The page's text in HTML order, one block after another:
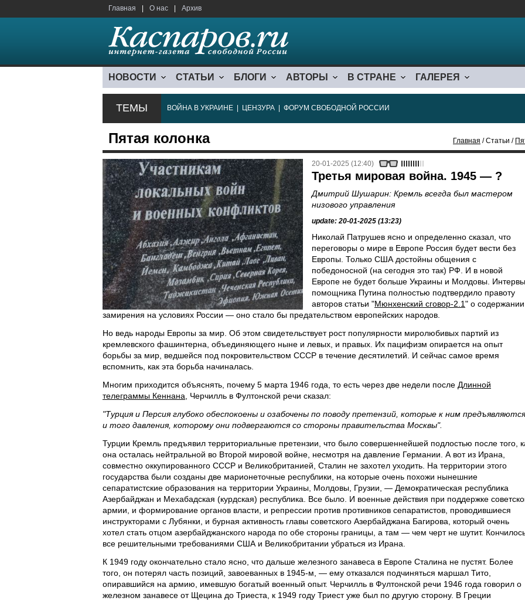
Главная О нас Архив
НОВОСТИ СТАТЬИ БЛОГИ АВТОРЫ В СТРАНЕ ГАЛЕРЕЯ
ТЕМЫ ВОЙНА В УКРАИНЕ ЦЕНЗУРА ФОРУМ СВОБОДНОЙ РОССИИ
Пятая колонка Главная / Статьи /
20-01-2025 (12:40)
Третья мировая война. 1945 — ?
Дмитрий Шушарин: Кремль всегда был мастером
низового управления
update: 20-01-2025 (13:23)
Николай Патрушев ясно и определенно сказал, что
переговоры о мире в Европе Россия будет вести без
Европы. Только США достойны общения с
победоносной (на сегодня это так) РФ. И в новой
Европе не будет больше Украины и Молдовы.
помощника Путина полностью подтвердило правоту
авторов статьи "Мюнхенский сговор-2.1" о содержании
замирения на условиях России — оно стало бы предательством европейских народов.
Но ведь народы Европы за мир. Об этом свидетельствует рост популярности миролюбивых партий из
кремлевского фашинтерна, объединяющего ныне и левых, и правых. Их пацифизм опирается на опыт
борьбы за мир, ведшейся под покровительством СССР в течение десятилетий. И сейчас самое время
вспомнить, как эта борьба начиналась.
Многим приходится объяснять, почему 5 марта 1946 года, то есть через две недели после Длинной
телеграммы Кеннана , Черчилль в Фултонской речи сказал:
"Турция и Персия глубоко обеспокоены и озабочены по поводу претензий, которые к ним
и того давления, которому они подвергаются со стороны правительства Москвы".
Турции Кремль предъявил территориальные претензии, что было совершеннейшей подлостью после того,
она осталась нейтральной во Второй мировой войне, несмотря на давление Германии. А вот из Ирана,
совместно оккупированного СССР и Великобританией, Сталин не захотел уходить. На территории этого
государства были созданы две марионеточные республики, на которые очень похожи нынешние
сепаратистские образования на территории Украины, Молдовы, Грузии, — Демократическая республика
Азербайджан и Мехабадская (курдская) республика. Все было. И военные действия при поддержке
армии, и формирование органов власти, и репрессии против противников сепаратистов, проводившиеся
инструкторами с Лубянки, и бурная активность главы советского Азербайджана Багирова, который очень
хотел стать отцом азербайджанского народа по обе стороны границы, а там — чем черт не шутит.
все решительными требованиями США и Великобритании убраться из Ирана.
К 1949 году окончательно стало ясно, что дальше железного занавеса в Европе Сталина не пустят. Более
того, он потерял часть позиций, завоеванных в 1945-м, — ему отказался подчиняться маршал Тито,
опиравшийся на армию, имевшую богатый военный опыт. Черчилль в Фултонской речи 1946 года говорил о
железном занавесе от Щецина до Триеста, к 1949 году Триест уже был по другую сторону. В Греции